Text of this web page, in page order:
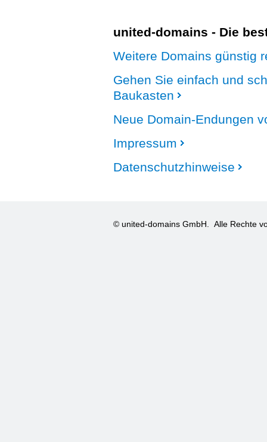
united-domains - Die
Weitere Domains günstig
Gehen Sie einfach und
Baukasten
Neue Domain-Endungen
Impressum
Datenschutzhinweise
© united-domains GmbH. Alle Rechte